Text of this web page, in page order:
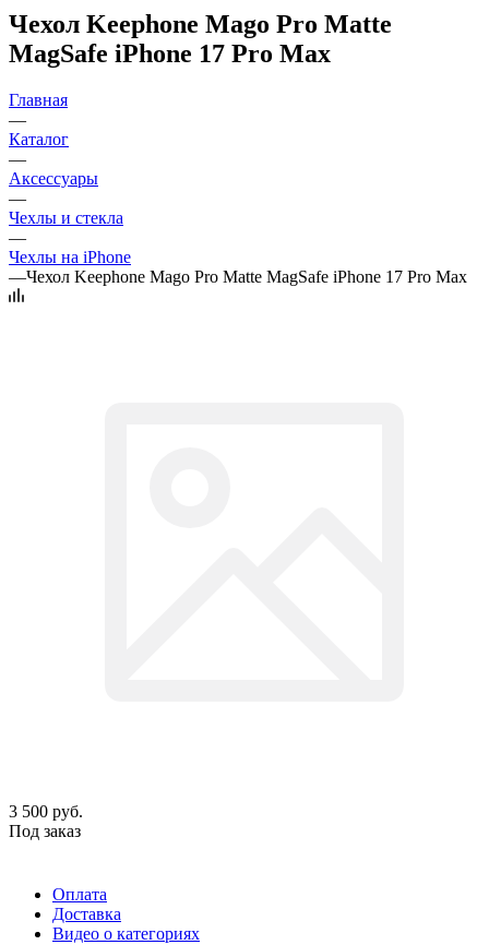
Чехол Keephone Mago Pro Matte
MagSafe iPhone 17 Pro Max
Главная
—
Каталог
—
Аксессуары
—
Чехлы и стекла
—
Чехлы на iPhone
—Чехол Keephone Mago Pro Matte MagSafe iPhone 17 Pro Max
3 500 руб.
Под заказ
Оплата
Доставка
Видео о категориях